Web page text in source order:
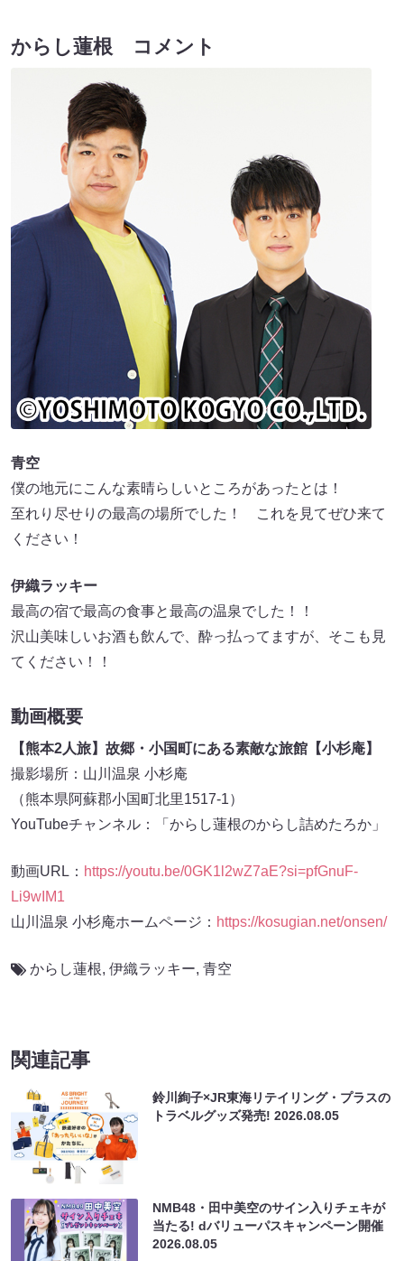
からし蓮根 コメント
青空
僕の地元にこんな素晴らしいところがあったとは！
至れり尽せりの最高の場所でした！ これを見てぜひ来て
ください！
伊織ラッキー
最高の宿で最高の食事と最高の温泉でした！！
沢山美味しいお酒も飲んで、酔っ払ってますが、そこも見
てください！！
動画概要
【熊本2人旅】故郷・小国町にある素敵な旅館【小杉庵】
撮影場所：山川温泉 小杉庵
（熊本県阿蘇郡小国町北里1517-1）
YouTubeチャンネル：「からし蓮根のからし詰めたろか」
動画URL： https://youtu.be/0GK1l2wZ7aE?si=pfGnuF-
Li9wIM1
山川温泉 小杉庵ホームページ： https://kosugian.net/onsen/
からし蓮根, 伊織ラッキー, 青空
関連記事
鈴川絢子×JR東海リテイリング・プラスの
トラベルグッズ発売!2026.08.05
NMB48・田中美空のサイン入りチェキが
当たる! dバリューパスキャンペーン開催
2026.08.05